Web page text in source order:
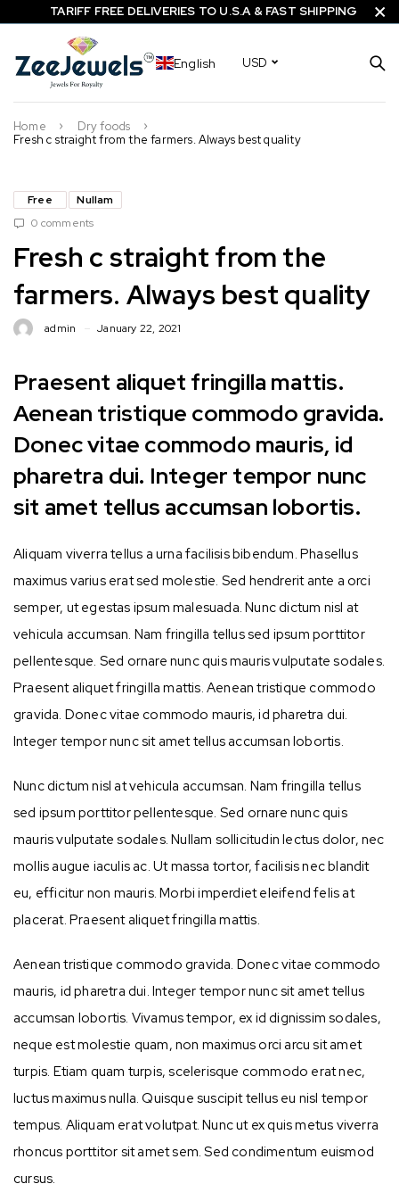
TARIFF FREE DELIVERIES TO U.S.A & FAST SHIPPING
English USD
Home
Dry foods
Fresh c straight from the farmers. Always best quality
Free
Nullam
0 comments
Fresh c straight from the
farmers. Always best quality
admin January 22, 2021
Praesent aliquet fringilla mattis.
Aenean tristique commodo gravida.
Donec vitae commodo mauris, id
pharetra dui. Integer tempor nunc
sit amet tellus accumsan lobortis.
Aliquam viverra tellus a urna facilisis bibendum. Phasellus
maximus varius erat sed molestie. Sed hendrerit ante a orci
semper, ut egestas ipsum malesuada. Nunc dictum nisl at
vehicula accumsan. Nam fringilla tellus sed ipsum porttitor
pellentesque. Sed ornare nunc quis mauris vulputate sodales.
Praesent aliquet fringilla mattis. Aenean tristique commodo
gravida. Donec vitae commodo mauris, id pharetra dui.
Integer tempor nunc sit amet tellus accumsan lobortis.
Nunc dictum nisl at vehicula accumsan. Nam fringilla tellus
sed ipsum porttitor pellentesque. Sed ornare nunc quis
mauris vulputate sodales. Nullam sollicitudin lectus dolor, nec
mollis augue iaculis ac. Ut massa tortor, facilisis nec blandit
eu, efficitur non mauris. Morbi imperdiet eleifend felis at
placerat. Praesent aliquet fringilla mattis.
Aenean tristique commodo gravida. Donec vitae commodo
mauris, id pharetra dui. Integer tempor nunc sit amet tellus
accumsan lobortis. Vivamus tempor, ex id dignissim sodales,
neque est molestie quam, non maximus orci arcu sit amet
turpis. Etiam quam turpis, scelerisque commodo erat nec,
luctus maximus nulla. Quisque suscipit tellus eu nisl tempor
tempus. Aliquam erat volutpat. Nunc ut ex quis metus viverra
rhoncus porttitor sit amet sem. Sed condimentum euismod
cursus.